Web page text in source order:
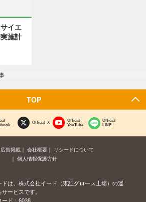
イエ
施計
TOP
Official X
Official
YouTube
Official
LINE
広告掲載 会社概要
リシードについて
個人情報保護方針
ドは、株式会社イード（東証グロース上場）の運
ービスです。
ード：6038